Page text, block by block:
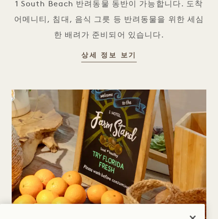
1 South Beach 반려동물 동반이 가능합니다. 도착
어메니티, 침대, 음식 그릇 등 반려동물을 위한 세심
한 배려가 준비되어 있습니다.
상세 정보 보기